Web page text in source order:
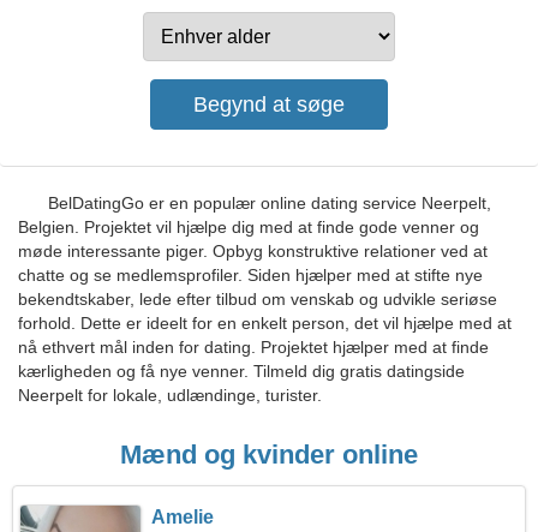
BelDatingGo er en populær online dating service Neerpelt,
Belgien. Projektet vil hjælpe dig med at finde gode venner og
møde interessante piger. Opbyg konstruktive relationer ved at
chatte og se medlemsprofiler. Siden hjælper med at stifte nye
bekendtskaber, lede efter tilbud om venskab og udvikle seriøse
forhold. Dette er ideelt for en enkelt person, det vil hjælpe med at
nå ethvert mål inden for dating. Projektet hjælper med at finde
kærligheden og få nye venner. Tilmeld dig gratis datingside
Neerpelt for lokale, udlændinge, turister.
Mænd og kvinder online
Amelie